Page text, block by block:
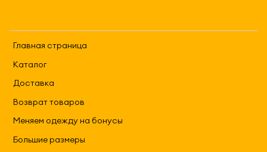
Главная страница
Каталог
Доставка
Возврат товаров
Меняем одежду на бонусы
Большие размеры